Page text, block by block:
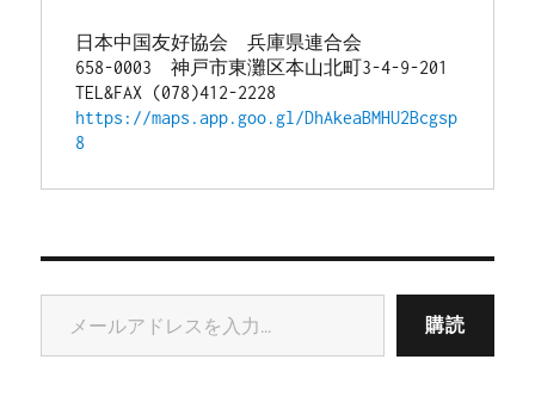
日本中国友好協会　兵庫県連合会
658-0003　神戸市東灘区本山北町3-4-9-201
TEL&FAX (078)412-2228
https://maps.app.goo.gl/DhAkeaBMHU2Bcgsp
8
メールアドレスを入力...
購読